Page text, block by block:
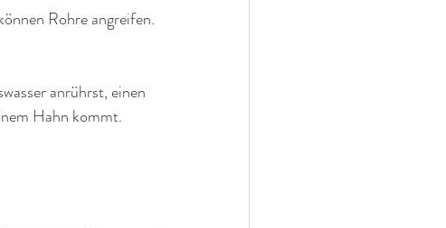
Rohre angreifen.
anrührst, einen
Hahn kommt.